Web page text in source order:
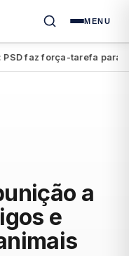
MENU
faz força-tarefa para
a
e